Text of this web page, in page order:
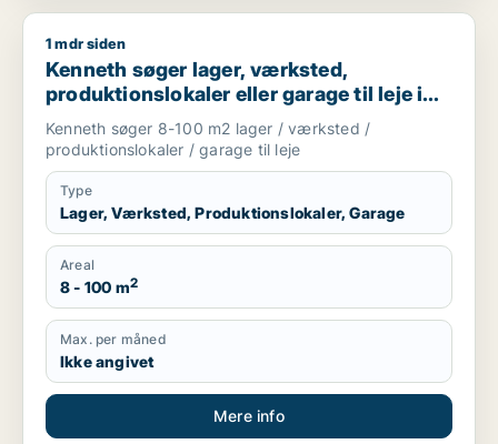
Kenneth søger lager, værksted, produktionslokaler eller
1 mdr siden
Kenneth søger lager, værksted,
produktionslokaler eller garage til leje i
Frederiksberg, København SV eller Valby
m.fl.
Kenneth søger 8-100 m2 lager / værksted /
produktionslokaler / garage til leje
Type
Lager, Værksted, Produktionslokaler, Garage
Areal
8 - 100 m2
Max. per måned
Ikke angivet
Mere info